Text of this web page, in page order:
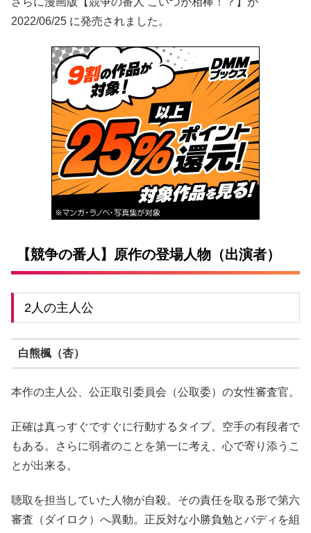
2022/06/25 に発売されました。
【競争の番人】原作の登場人物（出演者）
2人の主人公
白熊楓（杏）
本作の主人公、公正取引委員会（公取委）の女性審査官。
正確は真っすぐですぐに行動するタイプ。空手の有段者で
もある。さらに弱者のことを第一に考え、心で寄り添うこ
とが出来る。
聴取を担当していた人物が自殺。その責任を取る形で第六
審査（ダイロク）へ異動。正反対な小勝負勉とバディを組